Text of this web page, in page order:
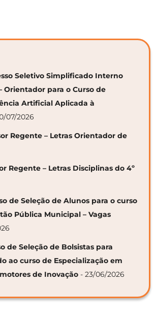
Seletivo Simplificado Interno
Orientador para o Curso de
Artificial Aplicada à
07/2026
Regente – Letras Orientador de
Regente – Letras Disciplinas do 4º
de Seleção de Alunos para o curso
Pública Municipal – Vagas
de Seleção de Bolsistas para
ao curso de Especialização em
de Inovação - 23/06/2026